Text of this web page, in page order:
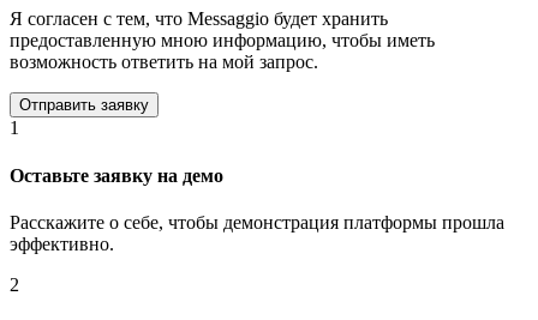
Я согласен с тем, что Messaggio будет хранить
предоставленную мною информацию, чтобы иметь
возможность ответить на мой запрос.
1
Оставьте заявку на демо
Расскажите о себе, чтобы демонстрация платформы прошла
эффективно.
2